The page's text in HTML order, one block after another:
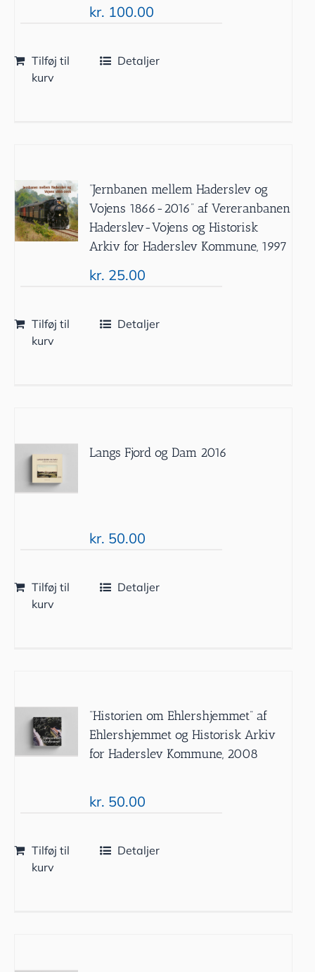
kr. 100.00
Tilføj til
kurv
Detaljer
”Jernbanen mellem Haderslev og
Vojens 1866-2016” af Vereranbanen
Haderslev-Vojens og Historisk
Arkiv for Haderslev Kommune, 1997
kr. 25.00
Tilføj til
kurv
Detaljer
Langs Fjord og Dam 2016
kr. 50.00
Tilføj til
kurv
Detaljer
”Historien om Ehlershjemmet” af
Ehlershjemmet og Historisk Arkiv
for Haderslev Kommune, 2008
kr. 50.00
Tilføj til
kurv
Detaljer